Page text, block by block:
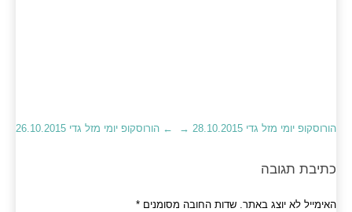
← הורוסקופ יומי מזל גדי 26.10.2015 הורוסקופ יומי מזל גדי 28.10.2015 →
כתיבת תגובה
האימייל לא יוצג באתר. שדות החובה מסומנים *